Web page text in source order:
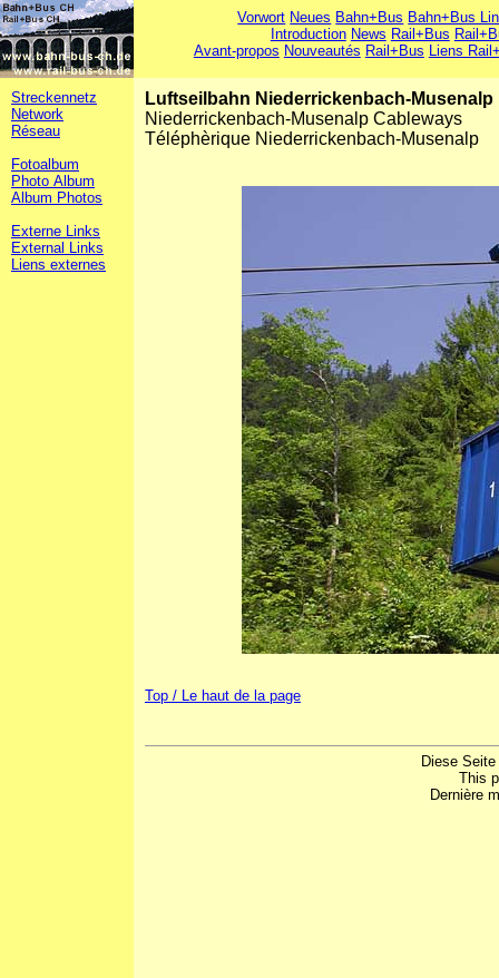
Vorwort Neues Bahn+Bus Bahn+Bus
Introduction News Rail+Bus
Avant-propos Nouveautés Rail+Bus Liens
Streckennetz
Network
Réseau
Fotoalbum
Photo Album
Album Photos
Externe Links
External Links
Liens externes
Luftseilbahn Niederrickenbach-Musenalp
Niederrickenbach-Musenalp Cableways
Téléphèrique Niederrickenbach-Musenalp
Top / Le haut de la page
Diese
This
Dernière